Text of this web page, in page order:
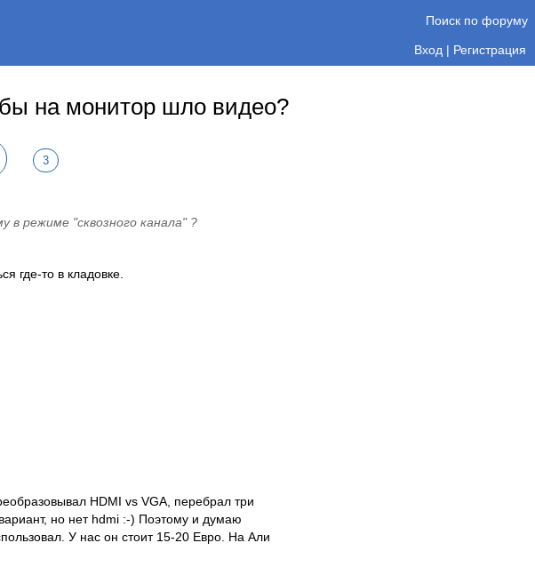
Поиск по форуму
Вход | Регистрация
бы на монитор шло видео?
3
в режиме "сквозного канала" ?
где-то в кладовке.
HDMI vs VGA, перебрал три
но нет hdmi :-) Поэтому и думаю
У нас он стоит 15-20 Евро. На Али